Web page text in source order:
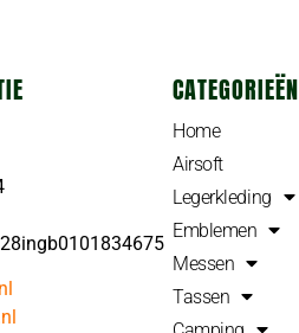
CATEGORIEËN
Home
Airsoft
Legerkleding
Emblemen
Messen
Tassen